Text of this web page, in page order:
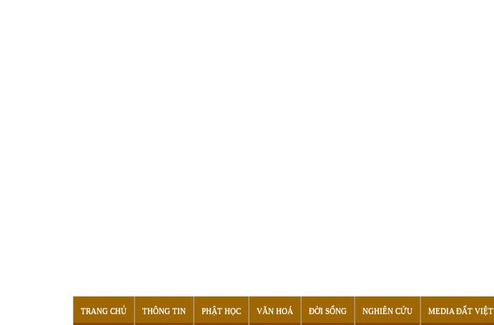
TRANG CHỦ THÔNG TIN PHẬT HỌC VĂN HOÁ ĐỜI SỐNG NGHIÊN CỨU MEDIA ĐẤT VIỆT